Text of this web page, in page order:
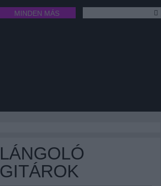
MINDEN MÁS
LÁNGOLÓ
GITÁROK